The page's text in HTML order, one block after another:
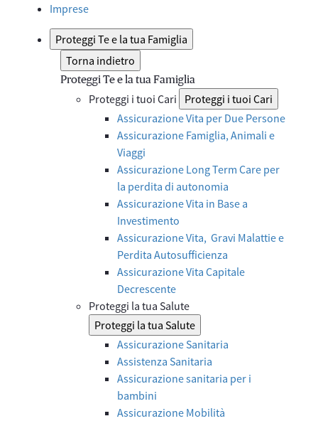
Imprese
Proteggi Te e la tua Famiglia
Torna indietro
Proteggi Te e la tua Famiglia
Proteggi i tuoi Cari
Proteggi i tuoi Cari
Assicurazione Vita per Due Persone
Assicurazione Famiglia, Animali e
Viaggi
Assicurazione Long Term Care per
la perdita di autonomia
Assicurazione Vita in Base a
Investimento
Assicurazione Vita, Gravi Malattie e
Perdita Autosufficienza
Assicurazione Vita Capitale
Decrescente
Proteggi la tua Salute
Proteggi la tua Salute
Assicurazione Sanitaria
Assistenza Sanitaria
Assicurazione sanitaria per i
bambini
Assicurazione Mobilità